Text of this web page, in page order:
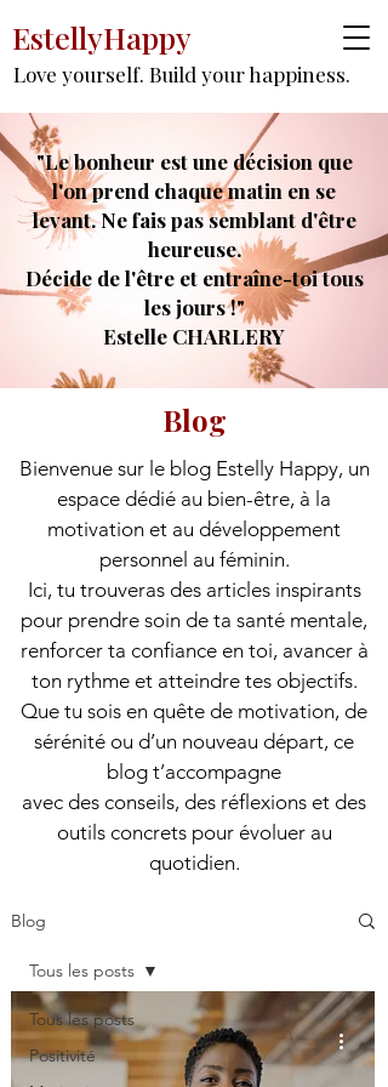
EstellyHappy
Love yourself. Build your happiness.
"Le bonheur est une décision que
l'on prend chaque matin en se
levant. Ne fais pas semblant d'être
heureuse.
Décide de l'être et entraîne-toi tous
les jours !"
Estelle CHARLERY
Blog
Bienvenue sur le blog Estelly Happy, un
espace dédié au bien-être, à la
motivation et au développement
personnel au féminin.
Ici, tu trouveras des articles inspirants
pour prendre soin de ta santé mentale,
renforcer ta confiance en toi, avancer à
ton rythme et atteindre tes objectifs.
Que tu sois en quête de motivation, de
sérénité ou d’un nouveau départ, ce
blog t’accompagne
avec des conseils, des réflexions et des
outils concrets pour évoluer au
quotidien.
Blog
Tous les posts
Positivité
Tous les posts